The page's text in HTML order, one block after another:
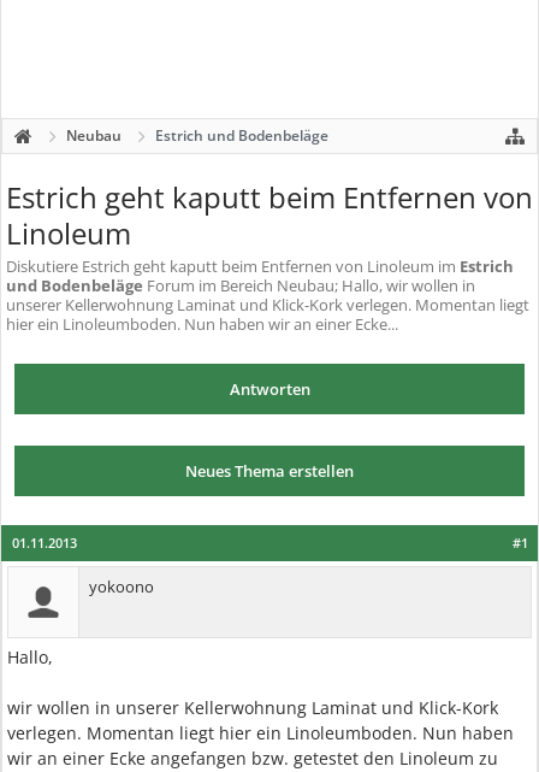
Neubau Estrich und Bodenbeläge
Estrich geht kaputt beim Entfernen von
Linoleum
Diskutiere Estrich geht kaputt beim Entfernen von Linoleum im Estrich
und Bodenbeläge Forum im Bereich Neubau; Hallo, wir wollen in
unserer Kellerwohnung Laminat und Klick-Kork verlegen. Momentan liegt
hier ein Linoleumboden. Nun haben wir an einer Ecke...
Antworten
Neues Thema erstellen
#1
01.11.2013
yokoono
Hallo,
wir wollen in unserer Kellerwohnung Laminat und Klick-Kork
verlegen. Momentan liegt hier ein Linoleumboden. Nun haben
wir an einer Ecke angefangen bzw. getestet den Linoleum zu